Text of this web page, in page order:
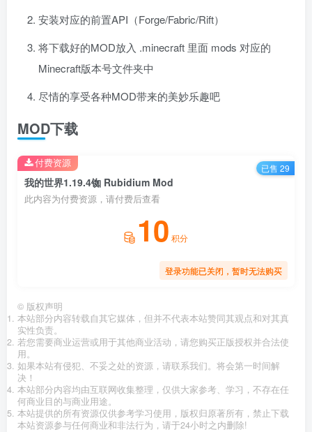
安装对应的前置API（Forge/Fabric/Rift）
将下载好的MOD放入 .minecraft 里面 mods 对应的
Minecraft版本号文件夹中
尽情的享受各种MOD带来的美妙乐趣吧
MOD下载
我的世界1.19.4铷 Rubidium Mod
此内容为付费资源，请付费后查看
10 积分
登录功能已关闭，暂时无法购买
付费资源 已售 29
© 版权声明
本站部分内容转载自其它媒体，但并不代表本站赞同其观点和对其真
实性负责。
若您需要商业运营或用于其他商业活动，请您购买正版授权并合法使
用。
如果本站有侵犯、不妥之处的资源，请联系我们。将会第一时间解
决！
本站部分内容均由互联网收集整理，仅供大家参考、学习，不存在任
何商业目的与商业用途。
本站提供的所有资源仅供参考学习使用，版权归原著所有，禁止下载
本站资源参与任何商业和非法行为，请于24小时之内删除!